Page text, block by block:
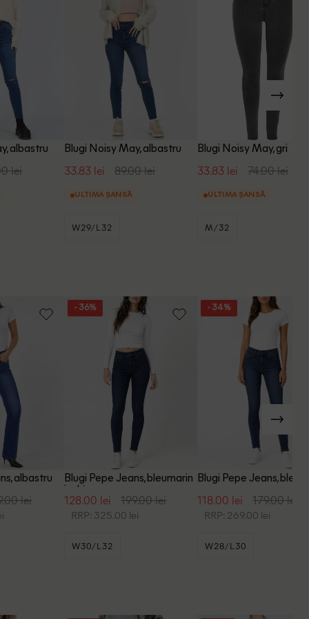
albastru
lei
Blugi Noisy May, albastru
33.83 lei 89.00 lei
ULTIMA ȘANSĂ
W29/L32
Blugi Noisy May, gri
33.83 lei 74.00 lei
ULTIMA ȘANSĂ
M/32
albastru
lei
- 36%
Blugi Pepe Jeans, bleumarin
inchis
128.00 lei 199.00 lei
RRP: 325.00 lei
W30/L32
- 34%
Blugi Pepe Jeans,
118.00 lei 179.00 lei
RRP: 269.00 lei
W28/L30